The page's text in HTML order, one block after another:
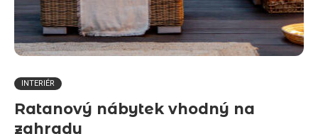
INTERIÉR
Ratanový nábytek vhodný na
zahradu